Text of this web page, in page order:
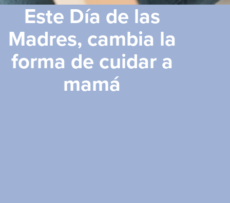
Este Día de las
Madres, cambia la
forma de cuidar a
mamá